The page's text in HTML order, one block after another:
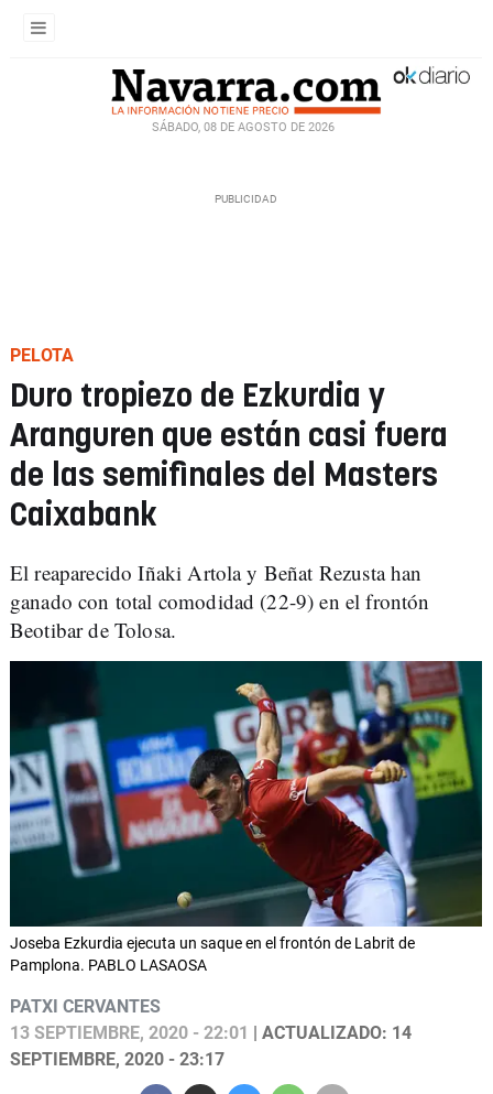
SÁBADO, 08 DE AGOSTO DE 2026
PELOTA
Duro tropiezo de Ezkurdia y
Aranguren que están casi fuera
de las semifinales del Masters
Caixabank
El reaparecido Iñaki Artola y Beñat Rezusta han
ganado con total comodidad (22-9) en el frontón
Beotibar de Tolosa.
Joseba Ezkurdia ejecuta un saque en el frontón de Labrit de
Pamplona. PABLO LASAOSA
PATXI CERVANTES
13 SEPTIEMBRE, 2020 - 22:01
| ACTUALIZADO: 14
SEPTIEMBRE, 2020 - 23:17